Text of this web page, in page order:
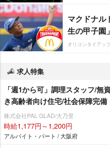
マクドナル
生の甲子園」
オリコンタイアッ
求人特集
「週1から可」調理スタッフ/
き高齢者向け住宅/社会保障完備
株式会社PAL GLAD/大乃里
時給1,177円～1,200円
アルバイト・パート / 大阪府